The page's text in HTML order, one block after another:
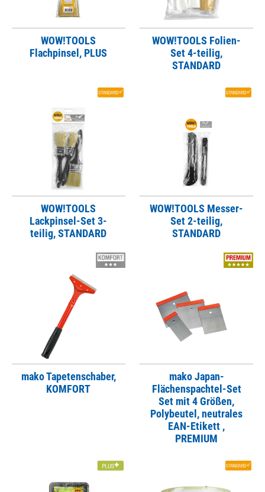
WOW!TOOLS
Flachpinsel, PLUS
WOW!TOOLS Folien-
Set 4-teilig,
STANDARD
WOW!TOOLS
Lackpinsel-Set 3-
teilig, STANDARD
WOW!TOOLS Messer-
Set 2-teilig,
STANDARD
mako Tapetenschaber,
KOMFORT
mako Japan-
Flächenspachtel-Set
Set mit 4 Größen,
Polybeutel, neutrales
EAN-Etikett ,
PREMIUM